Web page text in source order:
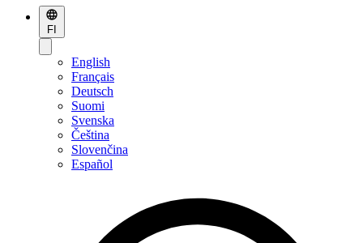
FI
English
Français
Deutsch
Suomi
Svenska
Čeština
Slovenčina
Español